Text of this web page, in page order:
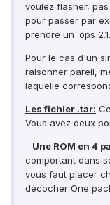
voulez flasher,
pour passer par
prendre un .ops 2.1.
Pour le cas d'un
raisonner pareil,
laquelle
Les fichier .tar:
Vous avez deux
- Une ROM en 4
comportant dans
vous faut placer
décocher One